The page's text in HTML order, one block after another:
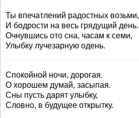
Ты впечатлений радостных возьми,
И бодрости на весь грядущий день.
Очнувшись ото сна, часам к семи,
Улыбку лучезарную одень.
Спокойной ночи, дорогая.
О хорошем думай, засыпая.
Сны пусть дарят улыбку,
Словно, в будущее открытку.